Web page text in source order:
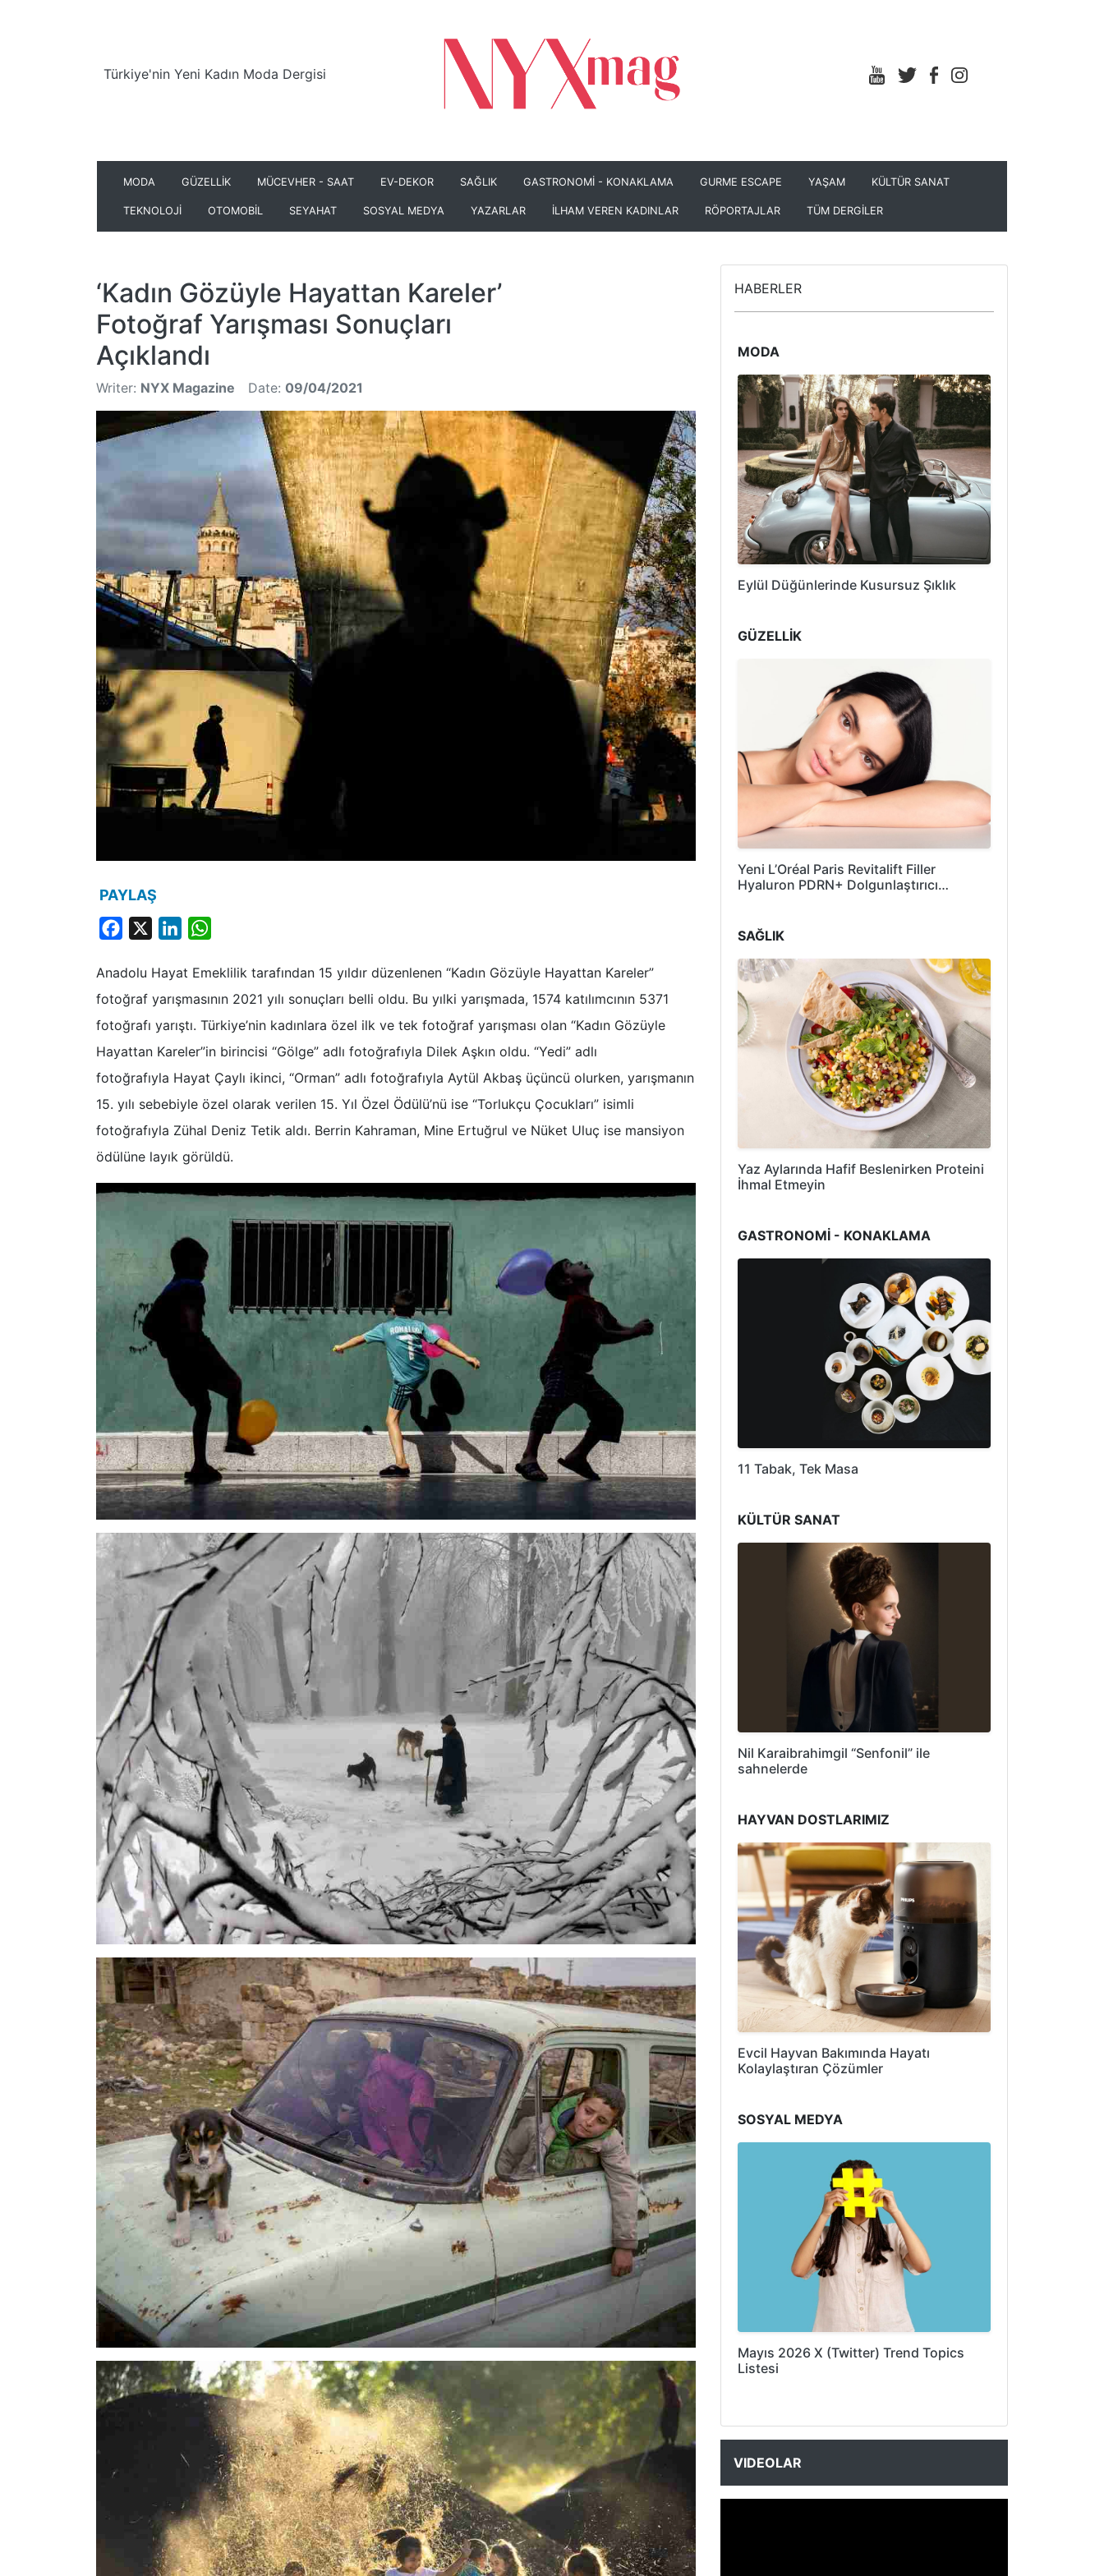
Türkiye'nin Yeni Kadın Moda Dergisi
MODA GÜZELLİK MÜCEVHER - SAAT EV-DEKOR SAĞLIK GASTRONOMİ - KONAKLAMA GURME ESCAPE YAŞAM KÜLTÜR SANAT
TEKNOLOJİ OTOMOBİL SEYAHAT SOSYAL MEDYA YAZARLAR İLHAM VEREN KADINLAR RÖPORTAJLAR TÜM DERGİLER
‘Kadın Gözüyle Hayattan Kareler’
Fotoğraf Yarışması Sonuçları
Açıklandı
Writer: NYX Magazine Date: 09/04/2021
PAYLAŞ
Facebook LinkedIn
Anadolu Hayat Emeklilik tarafından 15 yıldır düzenlenen “Kadın Gözüyle Hayattan Kareler”
fotoğraf yarışmasının 2021 yılı sonuçları belli oldu. Bu yılki yarışmada, 1574 katılımcının 5371
fotoğrafı yarıştı. Türkiye’nin kadınlara özel ilk ve tek fotoğraf yarışması olan “Kadın Gözüyle
Hayattan Kareler”in birincisi “Gölge” adlı fotoğrafıyla Dilek Aşkın oldu. “Yedi” adlı
fotoğrafıyla Hayat Çaylı ikinci, “Orman” adlı fotoğrafıyla Aytül Akbaş üçüncü olurken, yarışmanın
15. yılı sebebiyle özel olarak verilen 15. Yıl Özel Ödülü’nü ise “Torlukçu Çocukları” isimli
fotoğrafıyla Zühal Deniz Tetik aldı. Berrin Kahraman, Mine Ertuğrul ve Nüket Uluç ise mansiyon
ödülüne layık görüldü.
HABERLER
MODA
Eylül Düğünlerinde Kusursuz Şıklık
GÜZELLİK
Yeni L’Oréal Paris Revitalift Filler
Hyaluron PDRN+ Dolgunlaştırıcı…
SAĞLIK
Yaz Aylarında Hafif Beslenirken Proteini
İhmal Etmeyin
GASTRONOMİ - KONAKLAMA
11 Tabak, Tek Masa
KÜLTÜR SANAT
Nil Karaibrahimgil “Senfonil” ile
sahnelerde
HAYVAN DOSTLARIMIZ
Evcil Hayvan Bakımında Hayatı
Kolaylaştıran Çözümler
SOSYAL MEDYA
Mayıs 2026 X (Twitter) Trend Topics
Listesi
VIDEOLAR